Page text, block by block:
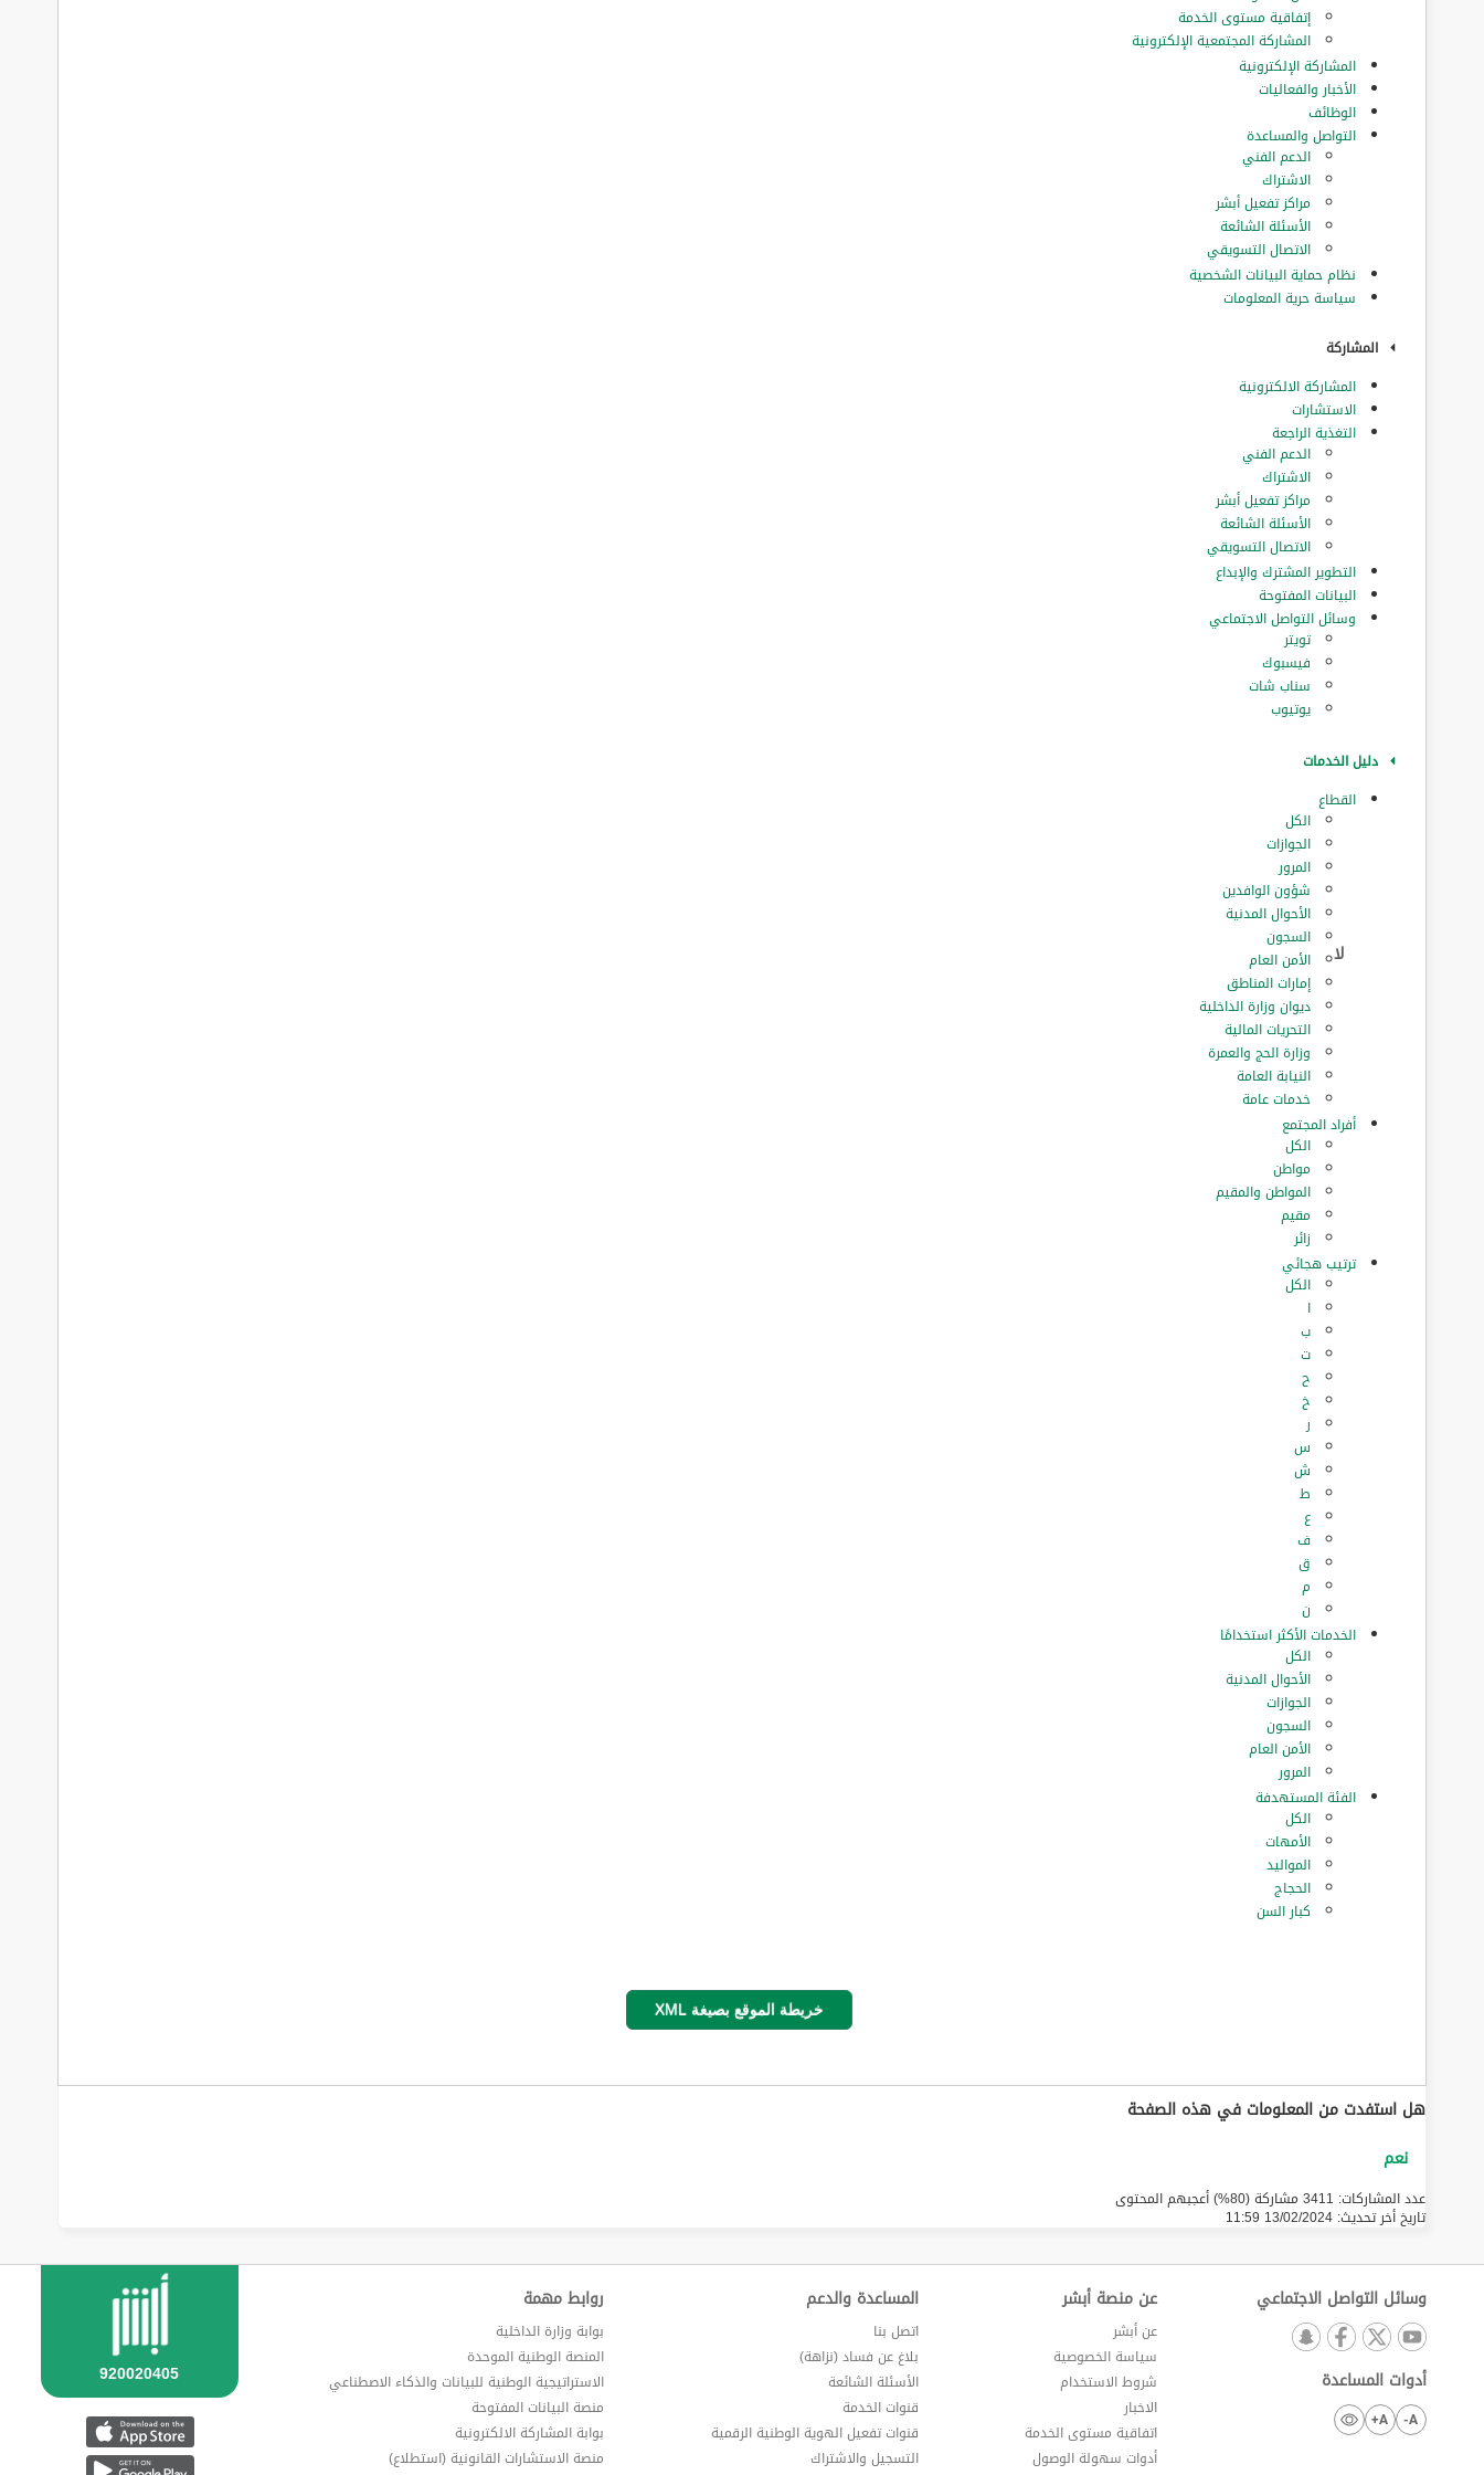
إتفاقية مستوى الخدمة
المشاركة المجتمعية الإلكترونية
المشاركة الإلكترونية
الأخبار والفعاليات
الوظائف
التواصل والمساعدة
الدعم الفني
الاشتراك
مراكز تفعيل أبشر
الأسئلة الشائعة
الاتصال التسويقي
نظام حماية البيانات الشخصية
سياسة حرية المعلومات
المشاركة
المشاركة الالكترونية
الاستشارات
التغذية الراجعة
الدعم الفني
الاشتراك
مراكز تفعيل أبشر
الأسئلة الشائعة
الاتصال التسويقي
التطوير المشترك والإبداع
البيانات المفتوحة
وسائل التواصل الاجتماعي
تويتر
فيسبوك
سناب شات
يوتيوب
دليل الخدمات
القطاع
الكل
الجوازات
المرور
‏شؤون الوافدين
الأحوال المدنية
السجون
الأمن العام
إمارات المناطق
ديوان وزارة الداخلية
التحريات المالية
وزارة الحج والعمرة
النيابة العامة
خدمات عامة
أفراد المجتمع
الكل
مواطن
المواطن والمقيم
مقيم
زائر
ترتيب هجائي
الكل
ا
ب
ت
ح
خ
ر
س
ش
ط
ع
ف
ق
م
ن
الخدمات الأكثر استخدامًا
الكل
الأحوال المدنية
الجوازات
السجون
الأمن العام
المرور
الفئة المستهدفة
الكل
الأمهات
المواليد
الحجاج
كبار السن
خريطة الموقع بصيغة XML
هل استفدت من المعلومات في هذه الصفحة
عدد المشاركات: 3411 مشاركة (80%) أعجبهم المحتوى
تاريخ أخر تحديث: 13/02/2024 11:59
وسائل التواصل الاجتماعي
أدوات المساعدة
A-
A+
عن منصة أبشر
عن أبشر
سياسة الخصوصية
شروط الاستخدام
الاخبار
اتفاقية مستوى الخدمة
أدوات سهولة الوصول
المساعدة والدعم
اتصل بنا
بلاغ عن فساد (نزاهة)
الأسئلة الشائعة
قنوات الخدمة
قنوات تفعيل الهوية الوطنية الرقمية
التسجيل والاشتراك
روابط مهمة
بوابة وزارة الداخلية
المنصة الوطنية الموحدة
الاستراتيجية الوطنية للبيانات والذكاء الاصطناعي
منصة البيانات المفتوحة
بوابة المشاركة الالكترونية
منصة الاستشارات القانونية (استطلاع)